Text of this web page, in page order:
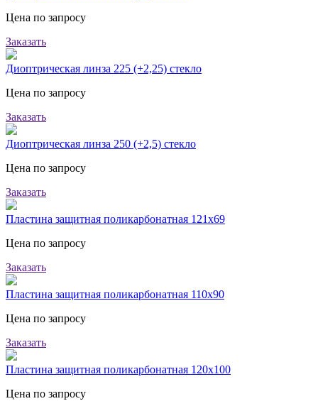
Цена по запросу
Заказать
Диоптрическая линза 225 (+2,25) стекло
Цена по запросу
Заказать
Диоптрическая линза 250 (+2,5) стекло
Цена по запросу
Заказать
Пластина защитная поликарбонатная 121х69
Цена по запросу
Заказать
Пластина защитная поликарбонатная 110х90
Цена по запросу
Заказать
Пластина защитная поликарбонатная 120х100
Цена по запросу